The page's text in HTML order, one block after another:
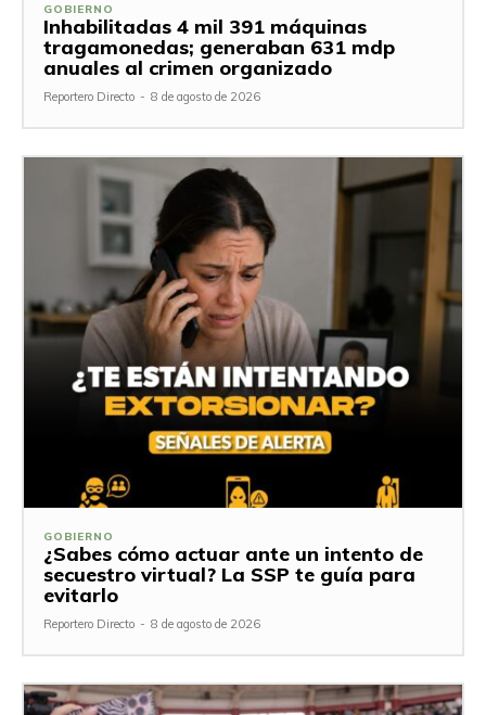
GOBIERNO
Inhabilitadas 4 mil 391 máquinas
tragamonedas; generaban 631 mdp
anuales al crimen organizado
Reportero Directo - 8 de agosto de 2026
GOBIERNO
¿Sabes cómo actuar ante un intento de
secuestro virtual? La SSP te guía para
evitarlo
Reportero Directo - 8 de agosto de 2026